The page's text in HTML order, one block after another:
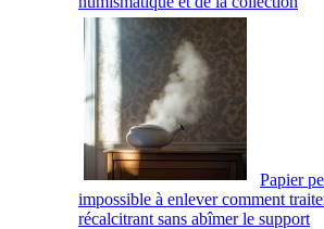
Papier
impossible à enlever comment
récalcitrant sans abîmer le support